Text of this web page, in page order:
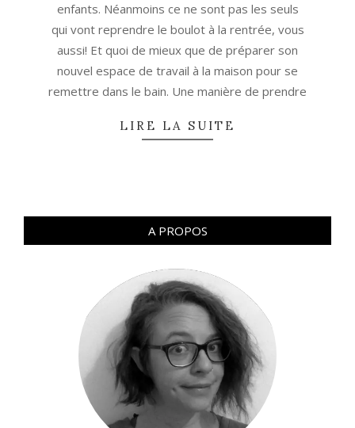
enfants. Néanmoins ce ne sont pas les seuls
qui vont reprendre le boulot à la rentrée, vous
aussi! Et quoi de mieux que de préparer son
nouvel espace de travail à la maison pour se
remettre dans le bain. Une manière de prendre
LIRE LA SUITE
A PROPOS